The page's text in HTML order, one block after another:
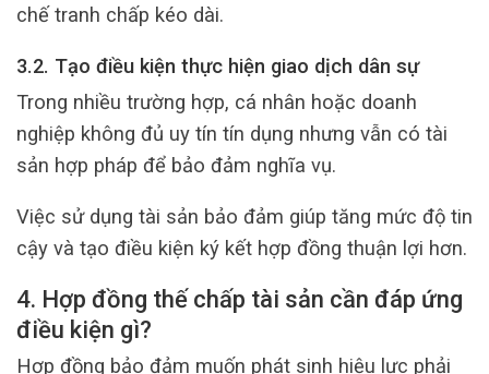
chế tranh chấp kéo dài.
3.2. Tạo điều kiện thực hiện giao dịch dân sự
Trong nhiều trường hợp, cá nhân hoặc doanh
nghiệp không đủ uy tín tín dụng nhưng vẫn có tài
sản hợp pháp để bảo đảm nghĩa vụ.
Việc sử dụng tài sản bảo đảm giúp tăng mức độ tin
cậy và tạo điều kiện ký kết hợp đồng thuận lợi hơn.
4. Hợp đồng thế chấp tài sản cần đáp ứng
điều kiện gì?
Hợp đồng bảo đảm muốn phát sinh hiệu lực phải